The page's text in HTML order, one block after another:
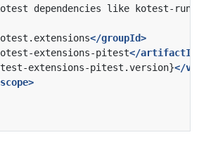
</groupId>
extensions-pitest</
extensions-pitest.version}</